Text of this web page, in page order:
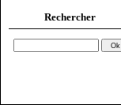
Rechercher